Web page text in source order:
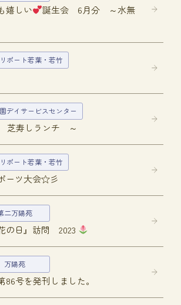
嬉しい
誕生会 6月分 ～水無
ポート若葉・若竹
デイサービスセンター
寿しランチ ～
ポート若葉・若竹
ーツ大会☆彡
二万陽苑
の日』訪問 2023
万陽苑
86号を発刊しました。